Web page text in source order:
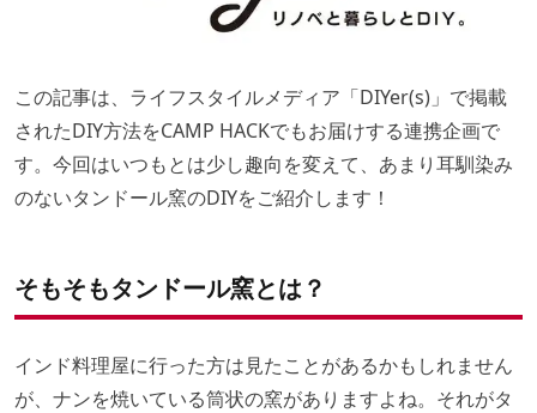
この記事は、ライフスタイルメディア「DIYer(s) 」で掲載
されたDIY方法をCAMP HACKでもお届けする連携企画で
す。今回はいつもとは少し趣向を変えて、あまり耳馴染み
のないタンドール窯のDIYをご紹介します！
そもそもタンドール窯とは？
インド料理屋に行った方は見たことがあるかもしれません
が、ナンを焼いている筒状の窯がありますよね。それがタ